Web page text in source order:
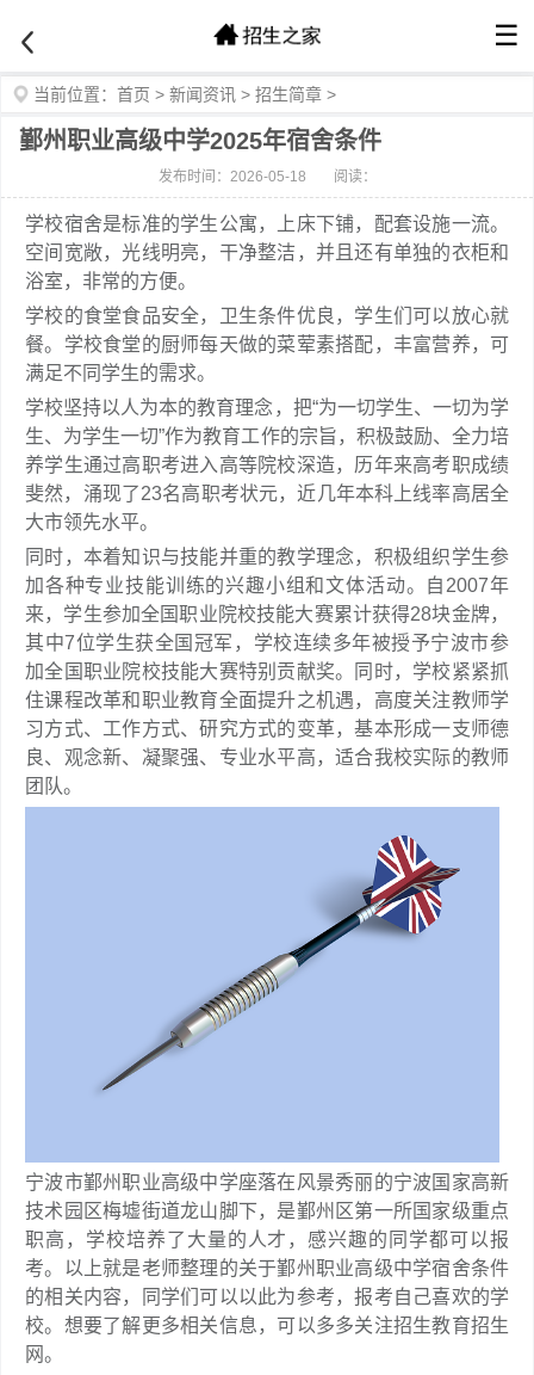
☰
当前位置： 首页 > 新闻资讯 > 招生简章 >
鄞州职业高级中学2025年宿舍条件
发布时间：2026-05-18 阅读：
学校宿舍是标准的学生公寓，上床下铺，配套设施一流。
空间宽敞，光线明亮，干净整洁，并且还有单独的衣柜和
浴室，非常的方便。
学校的食堂食品安全，卫生条件优良，学生们可以放心就
餐。学校食堂的厨师每天做的菜荤素搭配，丰富营养，可
满足不同学生的需求。
学校坚持以人为本的教育理念，把“为一切学生、一切为学
生、为学生一切”作为教育工作的宗旨，积极鼓励、全力培
养学生通过高职考进入高等院校深造，历年来高考职成绩
斐然，涌现了23名高职考状元，近几年本科上线率高居全
大市领先水平。
同时，本着知识与技能并重的教学理念，积极组织学生参
加各种专业技能训练的兴趣小组和文体活动。自2007年
来，学生参加全国职业院校技能大赛累计获得28块金牌，
其中7位学生获全国冠军，学校连续多年被授予宁波市参
加全国职业院校技能大赛特别贡献奖。同时，学校紧紧抓
住课程改革和职业教育全面提升之机遇，高度关注教师学
习方式、工作方式、研究方式的变革，基本形成一支师德
良、观念新、凝聚强、专业水平高，适合我校实际的教师
团队。
宁波市鄞州职业高级中学座落在风景秀丽的宁波国家高新
技术园区梅墟街道龙山脚下，是鄞州区第一所国家级重点
职高，学校培养了大量的人才，感兴趣的同学都可以报
考。以上就是老师整理的关于鄞州职业高级中学宿舍条件
的相关内容，同学们可以以此为参考，报考自己喜欢的学
校。想要了解更多相关信息，可以多多关注招生教育招生
网。